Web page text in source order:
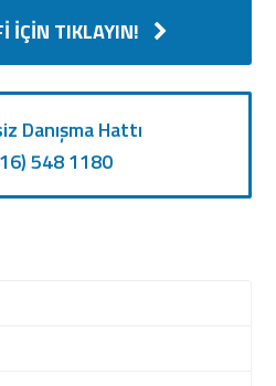
İÇIN TIKLAYIN!
Danışma Hattı
548 1180